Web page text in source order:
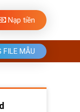
Nạp tiền
MẪU